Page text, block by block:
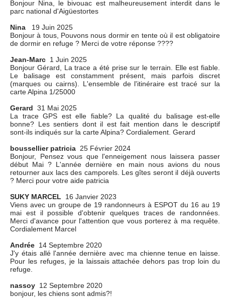
Bonjour Nina, le bivouac est malheureusement interdit dans le
parc national d'Aigüestortes
Nina
19 Juin 2025
Bonjour à tous, Pouvons nous dormir en tente où il est obligatoire
de dormir en refuge ? Merci de votre réponse ????
Jean-Marc 1 Juin 2025
Bonjour Gérard, La trace a été prise sur le terrain. Elle est fiable.
Le balisage est constamment présent, mais parfois discret
(marques ou cairns). L'ensemble de l'itinéraire est tracé sur la
carte Alpina 1/25000
Gerard 31 Mai 2025
La trace GPS est elle fiable? La qualité du balisage est-elle
bonne? Les sentiers dont il est fait mention dans le descriptif
sont-ils indiqués sur la carte Alpina? Cordialement. Gerard
boussellier patricia 25 Février 2024
Bonjour, Pensez vous que l'enneigement nous laissera passer
début Mai ? L'année dernière en main nous avions du nous
retourner aux lacs des camporels. Les gîtes seront il déjà ouverts
? Merci pour votre aide patricia
SUKY MARCEL
16 Janvier 2023
Viens avec un groupe de 19 randonneurs à ESPOT du 16 au 19
mai est il possible d'obtenir quelques traces de randonnées.
Merci d'avance pour l'attention que vous porterez à ma requête.
Cordialement Marcel
Andrée 14 Septembre 2020
J'y étais allé l'année dernière avec ma chienne tenue en laisse.
Pour les refuges, je la laissais attachée dehors pas trop loin du
refuge.
nassoy 12 Septembre 2020
bonjour, les chiens sont admis?!